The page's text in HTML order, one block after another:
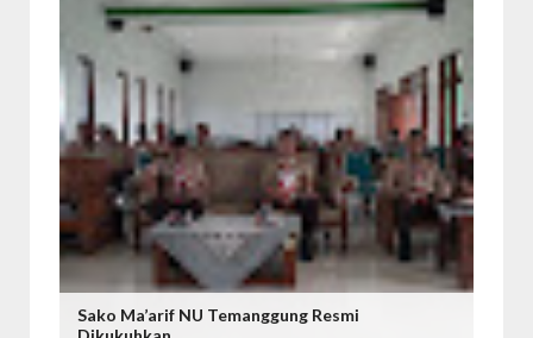
Sako Ma’arif NU Temanggung Resmi